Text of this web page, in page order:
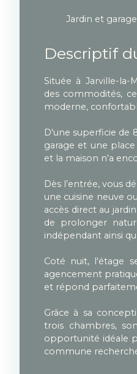
Jardin et garage
Descriptif
Située à Jarville-
des commodités,
moderne,
D'une superficie de
garage et une
et la maison n'a
Dès l’entrée, vous
une cuisine neuve
accès direct au
de prolonger
indépendant ainsi
Coté nuit, l'étage
agencement
et répond
Grâce à sa
trois chambres,
opportunité idéale
commune